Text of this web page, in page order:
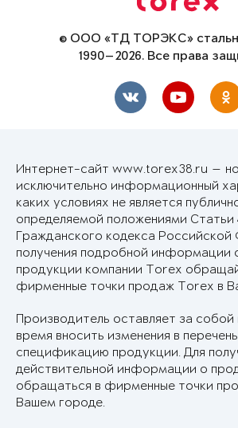
© ООО «ТД ТОРЭКС»
1990—2026. Все права
Интернет-сайт www.torex38.ru —
исключительно информационный
каких условиях не является
определяемой положениями Статьи
Гражданского кодекса Российской
получения подробной информации
продукции компании Torex
фирменные точки продаж Torex в
Производитель оставляет за
время вносить изменения в
спецификацию продукции. Для
действительной информации о
обращаться в фирменные точки
Вашем городе.